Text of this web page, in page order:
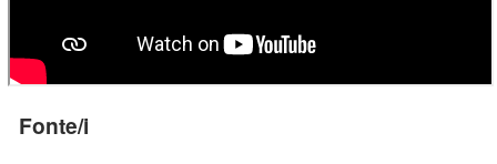
Fonte/i